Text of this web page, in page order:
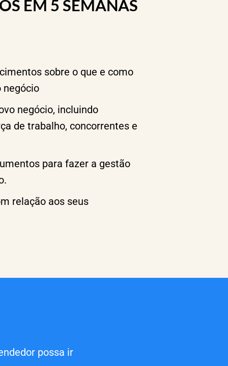
EM 5 SEMANAS
sobre o que e como
negócio
negócio, incluindo
de trabalho, concorrentes e
para fazer a gestão
relação aos seus
possa ir